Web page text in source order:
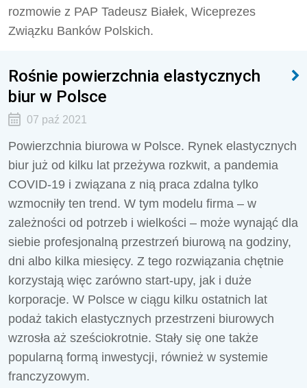
rozmowie z PAP Tadeusz Białek, Wiceprezes
Związku Banków Polskich.
Rośnie powierzchnia elastycznych
biur w Polsce
07 paź 2021
Powierzchnia biurowa w Polsce. Rynek elastycznych
biur już od kilku lat przeżywa rozkwit, a pandemia
COVID-19 i związana z nią praca zdalna tylko
wzmocniły ten trend. W tym modelu firma – w
zależności od potrzeb i wielkości – może wynająć dla
siebie profesjonalną przestrzeń biurową na godziny,
dni albo kilka miesięcy. Z tego rozwiązania chętnie
korzystają więc zarówno start-upy, jak i duże
korporacje. W Polsce w ciągu kilku ostatnich lat
podaż takich elastycznych przestrzeni biurowych
wzrosła aż sześciokrotnie. Stały się one także
popularną formą inwestycji, również w systemie
franczyzowym.